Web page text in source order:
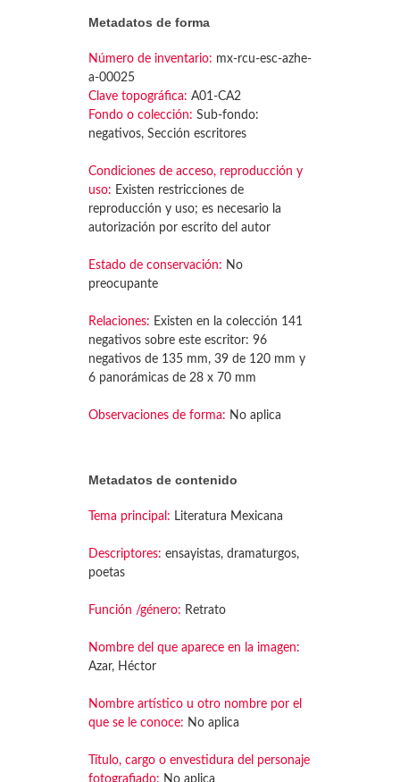
Metadatos de forma
Número de inventario: mx-rcu-esc-azhe-
a-00025
Clave topográfica: A01-CA2
Fondo o colección: Sub-fondo:
negativos, Sección escritores
Condiciones de acceso, reproducción y
uso: Existen restricciones de
reproducción y uso; es necesario la
autorización por escrito del autor
Estado de conservación: No
preocupante
Relaciones: Existen en la colección 141
negativos sobre este escritor: 96
negativos de 135 mm, 39 de 120 mm y
6 panorámicas de 28 x 70 mm
Observaciones de forma: No aplica
Metadatos de contenido
Tema principal: Literatura Mexicana
Descriptores: ensayistas, dramaturgos,
poetas
Función /género: Retrato
Nombre del que aparece en la imagen:
Azar, Héctor
Nombre artístico u otro nombre por el
que se le conoce: No aplica
Título, cargo o envestidura del personaje